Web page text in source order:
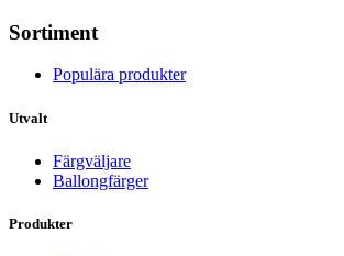
Sortiment
Populära produkter
Utvalt
Färgväljare
Ballongfärger
Produkter